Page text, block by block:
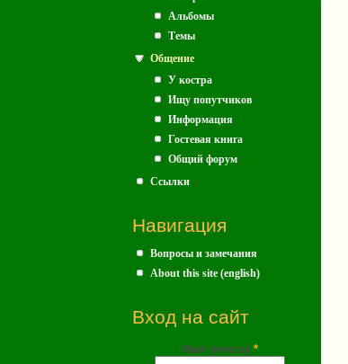
Альбомы
Темы
Общение
У костра
Ищу попутчиков
Информация
Гостевая книга
Общий форум
Ссылки
Навигация
Вопросы и замечания
About this site (english)
Вход на сайт
Имя (почта) *